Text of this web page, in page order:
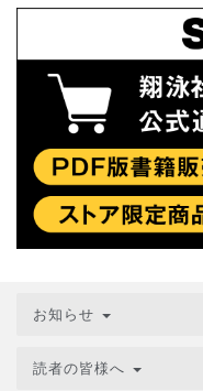
お知らせ
読者の皆様へ